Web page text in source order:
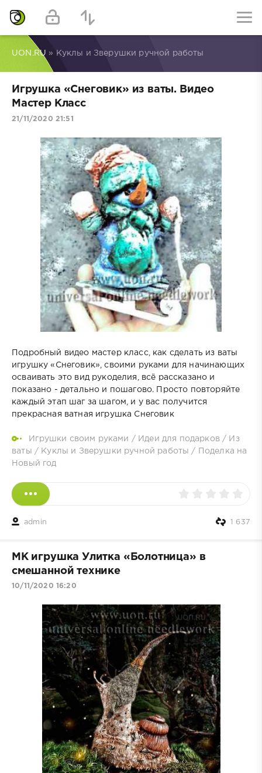
UON.RU » Куклы и Зверушки ручной работы
Игрушка «Снеговик» из ваты. Видео
Мастер Класс
21/11/2020 21:51
Подробный видео мастер класс, как сделать из ваты
игрушку «Снеговик», своими руками для начинающих
осваивать это вид рукоделия, всё рассказано и
показано - детально и пошагово. Просто повторяйте
каждый этап шаг за шагом, и у вас получится
прекрасная ватная игрушка Снеговик
Игрушки своим руками / Идеи для подарков/ Из
ваты / Куклы и Зверушки ручной работы /
Поделка на
Новый год
admin 1 637
МК игрушка Улитка «Болотница» в
смешанной технике
10/11/2020 16:20